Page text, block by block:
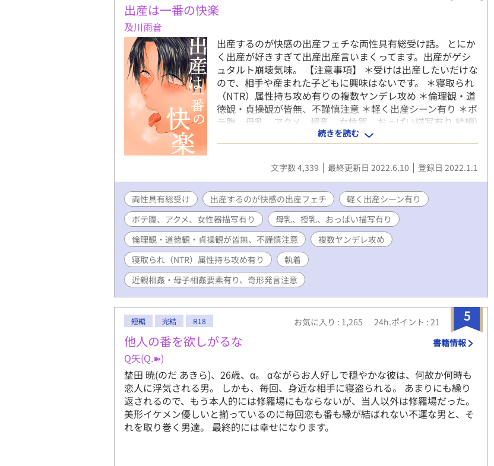
出産は一番の快楽
及川雨音
出産するのが快感の出産フェチな両性具有総受け話。 とにか
く出産が好きすぎて出産出産言いまくってます。出産がゲシ
ュタルト崩壊気味。 【注意事項】 ＊受けは出産したいだけな
ので、相手や産まれた子どもに興味はないです。 ＊寝取られ
（NTR）属性持ち攻め有りの複数ヤンデレ攻め ＊倫理観・道
徳観・貞操観が皆無、不謹慎注意 ＊軽く出産シーン有り ＊ボ
テ腹、母乳、アクメ、授乳、女性器、おっぱい描写有り 続編)
＊近親相姦・母子相姦要素有り ＊奇形発言注意 ＊カニバリズ
ム発言有り
続きを読む
文字数 4,339 最終更新日 2022.6.10 登録日 2022.1.1
両性具有総受け 出産するのが快感の出産フェチ
軽く出産シーン有り
ボテ腹、アクメ、女性器描写有り
母乳、授乳、おっぱい描写有り
倫理観・道徳観・貞操観が皆無、不謹慎注意
複数ヤンデレ攻め
寝取られ（NTR）属性持ち攻め有り
執着
近親相姦・母子相姦要素有り、奇形発言注意
5
短編 完結 R18 お気に入り : 1,265 24h.ポイント : 21
他人の番を欲しがるな
Q矢(Q.➽)
書籍情報
埜田 暁(のだ あきら)、26歳、α。 αながらお人好しで穏やかな彼は、何故か何時も
恋人に浮気される男。 しかも、毎回、身近な相手に寝盗られる。 あまりにも繰り
返されるので、もう本人的には修羅場にもならないが、当人以外は修羅場だった。
美形イケメン優しいと揃っているのに毎回恋も番も縁が結ばれない不運な男と、そ
れを取り巻く男達。 最終的には幸せになります。